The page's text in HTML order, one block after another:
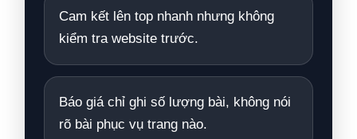
Cam kết lên top nhanh nhưng không
kiểm tra website trước.
Báo giá chỉ ghi số lượng bài, không nói
rõ bài phục vụ trang nào.